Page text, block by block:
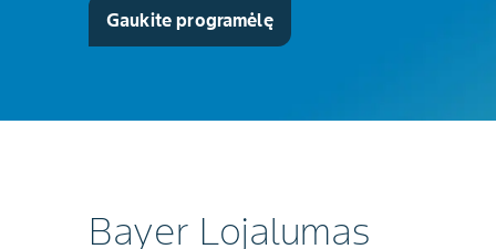
Gaukite programėlę
Bayer Lojalumas